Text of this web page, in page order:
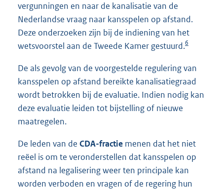
vergunningen en naar de kanalisatie van de
Nederlandse vraag naar kansspelen op afstand.
Deze onderzoeken zijn bij de indiening van het
wetsvoorstel aan de Tweede Kamer gestuurd.6
De als gevolg van de voorgestelde regulering van
kansspelen op afstand bereikte kanalisatiegraad
wordt betrokken bij de evaluatie. Indien nodig kan
deze evaluatie leiden tot bijstelling of nieuwe
maatregelen.
De leden van de CDA-fractie menen dat het niet
reëel is om te veronderstellen dat kansspelen op
afstand na legalisering weer ten principale kan
worden verboden en vragen of de regering hun